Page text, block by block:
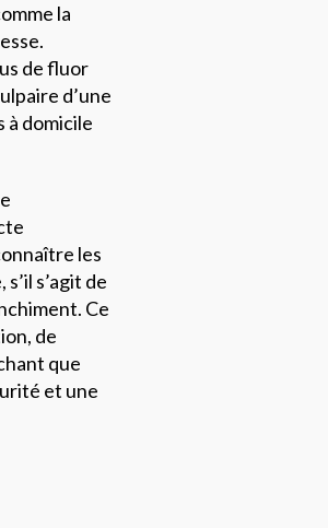
la
de fluor
d’une
à domicile
les
s’agit de
Ce
de
que
et une